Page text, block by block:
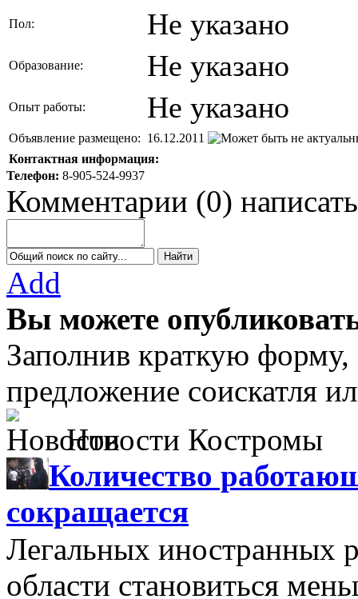
Пол: Не указано
Образование: Не указано
Опыт работы: Не указано
Объявление размещено: 16.12.2011
Контактная информация:
Телефон: 8-905-524-9937
Комментарии (0) написать
Add
Вы можете
Заполнив краткую
предложение соискатля
Новости Костромы
Количество
сокращается
Легальных иностранных
области становиться